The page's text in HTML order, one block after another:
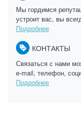
Мы гордимся
устроит вас, вы
Подробнее
КОНТАКТЫ
Связаться с нами
e-mail, телефон,
Подробнее